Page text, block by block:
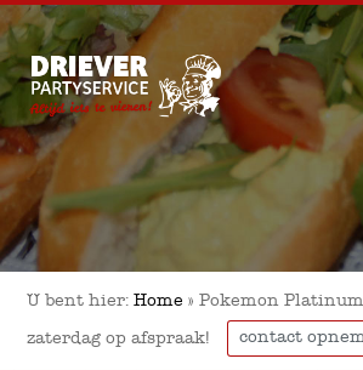
U bent hier:Home »Pokemon
zaterdag op afspraak! contact